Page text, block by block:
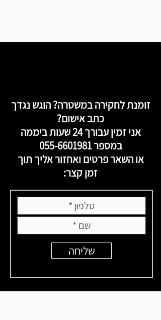
זומנת לחקירה במשטרה? הוגש נגדך
כתב אישום?
אני זמין עבורך 24 שעות ביממה
במספר055-6601981
או השאר פרטים ואחזור אליך תוך
זמן קצר:
שליחה